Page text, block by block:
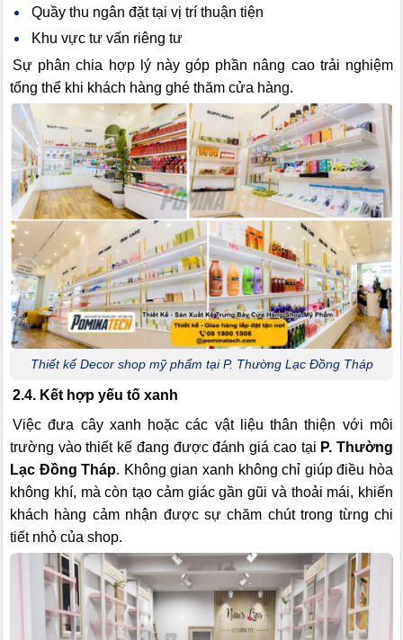
Quầy thu ngân đặt tại vị trí thuận tiện
Khu vực tư vấn riêng tư
Sự phân chia hợp lý này góp phần nâng cao trải nghiệm
tổng thể khi khách hàng ghé thăm cửa hàng.
Thiết kế Decor shop mỹ phẩm tại P. Thường Lạc Đồng Tháp
2.4. Kết hợp yếu tố xanh
Việc đưa cây xanh hoặc các vật liệu thân thiện với môi
trường vào thiết kế đang được đánh giá cao tại P. Thường
Lạc Đồng Tháp. Không gian xanh không chỉ giúp điều hòa
không khí, mà còn tạo cảm giác gần gũi và thoải mái, khiến
khách hàng cảm nhận được sự chăm chút trong từng chi
tiết nhỏ của shop.